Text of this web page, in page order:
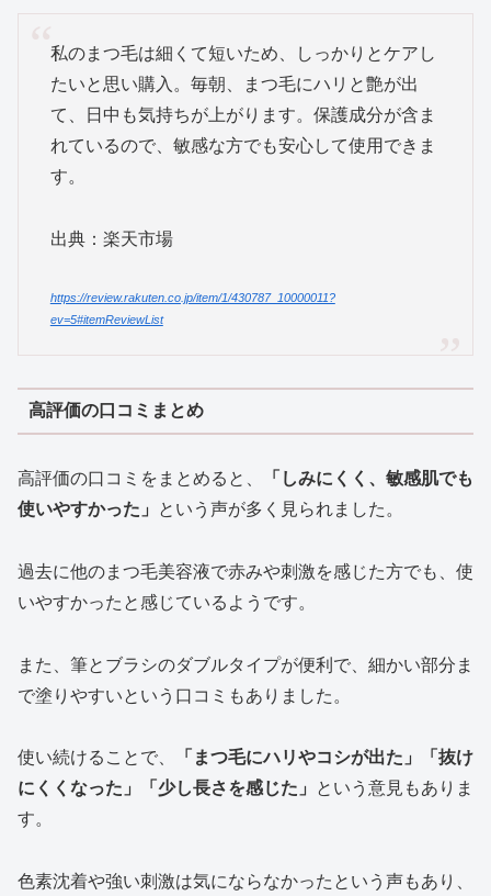
私のまつ毛は細くて短いため、しっかりとケアし
たいと思い購入。毎朝、まつ毛にハリと艶が出
て、日中も気持ちが上がります。保護成分が含ま
れているので、敏感な方でも安心して使用できま
す。
出典：楽天市場
https://review.rakuten.co.jp/item/1/430787_10000011?
ev=5#itemReviewList
高評価の口コミまとめ
高評価の口コミをまとめると、
「しみにくく、敏感肌でも
使いやすかった」
という声が多く見られました。
過去に他のまつ毛美容液で赤みや刺激を感じた方でも、使
いやすかったと感じているようです。
また、筆とブラシのダブルタイプが便利で、細かい部分ま
で塗りやすいという口コミもありました。
使い続けることで、
「まつ毛にハリやコシが出た」「抜け
にくくなった」「少し長さを感じた」
という意見もありま
す。
色素沈着や強い刺激は気にならなかったという声もあり、